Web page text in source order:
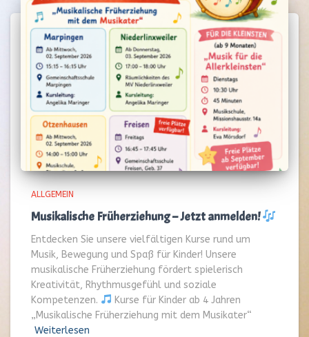
ALLGEMEIN
Musikalische Früherziehung – Jetzt anmelden!
Entdecken Sie unsere vielfältigen Kurse rund um
Musik, Bewegung und Spaß für Kinder! Unsere
musikalische Früherziehung fördert spielerisch
Kreativität, Rhythmusgefühl und soziale
Kompetenzen.
Kurse für Kinder ab 4 Jahren
„Musikalische Früherziehung mit dem Musikater“
Weiterlesen